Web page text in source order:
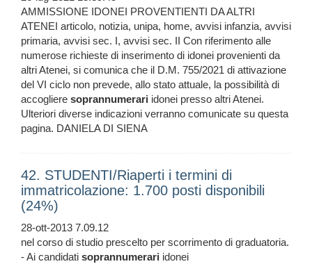
AMMISSIONE IDONEI PROVENTIENTI DA ALTRI
ATENEI articolo, notizia, unipa, home, avvisi infanzia, avvisi
primaria, avvisi sec. I, avvisi sec. II Con riferimento alle
numerose richieste di inserimento di idonei provenienti da
altri Atenei, si comunica che il D.M. 755/2021 di attivazione
del VI ciclo non prevede, allo stato attuale, la possibilità di
accogliere soprannumerari idonei presso altri Atenei.
Ulteriori diverse indicazioni verranno comunicate su questa
pagina. DANIELA DI SIENA
42. STUDENTI/Riaperti i termini di
immatricolazione: 1.700 posti disponibili
(24%)
28-ott-2013 7.09.12
nel corso di studio prescelto per scorrimento di graduatoria.
- Ai candidati soprannumerari idonei